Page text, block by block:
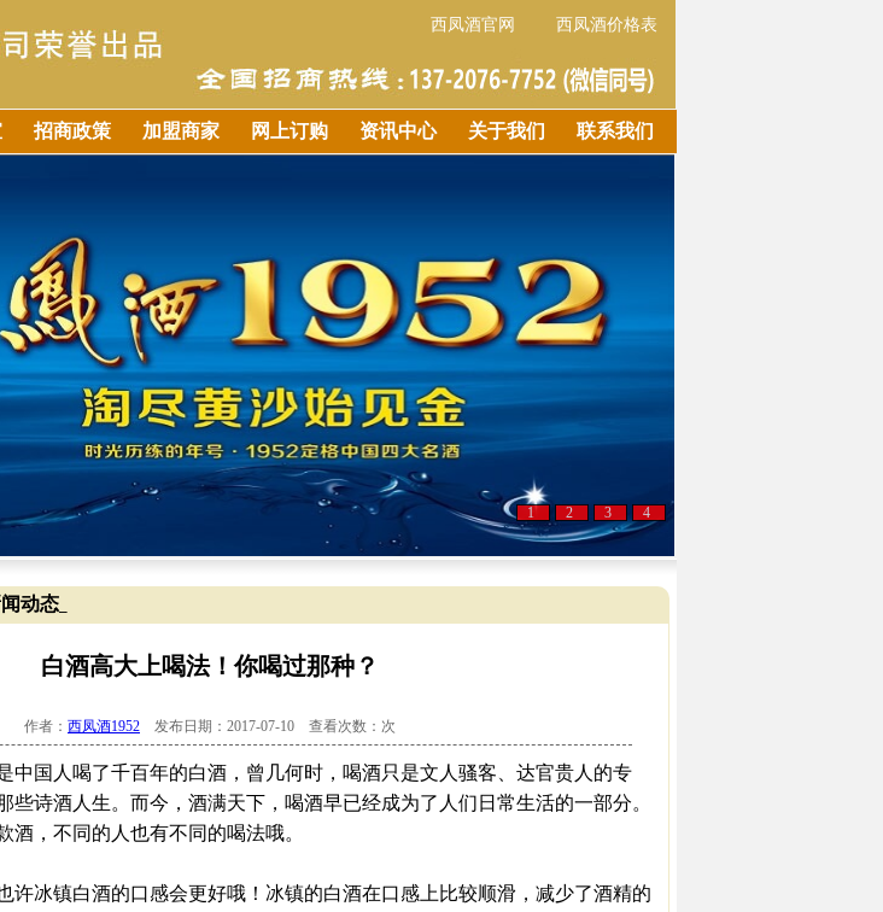
西凤酒官网 西凤酒价格表
招商政策 加盟商家 网上订购 资讯中心 关于我们 联系我们
1 2 3 4
动态
白酒高大上喝法！你喝过那种？
作者： 西凤酒1952 发布日期：2017-07-10 查看次数： 次
国人喝了千百年的白酒，曾几何时，喝酒只是文人骚客、达官贵人的专
些诗酒人生。而今，酒满天下，喝酒早已经成为了人们日常生活的一部分。
，不同的人也有不同的喝法哦。
冰镇白酒的口感会更好哦！冰镇的白酒在口感上比较顺滑，减少了酒精的